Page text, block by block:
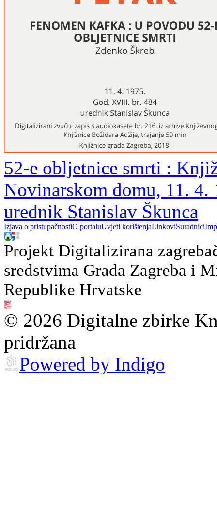
52-e obljetnice smrti :
Novinarskom domu, 11. 4.
urednik Stanislav Škunca
Izjava o pristupačnostiO portaluUvjeti korištenjaLinkoviSuradnici
Projekt Digitalizirana
sredstvima Grada Zagreba i
Republike Hrvatske
© 2026 Digitalne zbirke
pridržana
Powered by Indigo